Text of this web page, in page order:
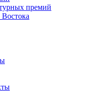
премий